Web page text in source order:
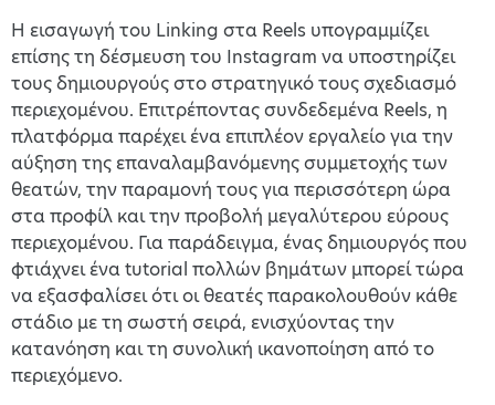
Η εισαγωγή του Linking στα Reels υπογραμμίζει
επίσης τη δέσμευση του Instagram να υποστηρίζει
τους δημιουργούς στο στρατηγικό τους σχεδιασμό
περιεχομένου. Επιτρέποντας συνδεδεμένα Reels, η
πλατφόρμα παρέχει ένα επιπλέον εργαλείο για την
αύξηση της επαναλαμβανόμενης συμμετοχής των
θεατών, την παραμονή τους για περισσότερη ώρα
στα προφίλ και την προβολή μεγαλύτερου εύρους
περιεχομένου. Για παράδειγμα, ένας δημιουργός που
φτιάχνει ένα tutorial πολλών βημάτων μπορεί τώρα
να εξασφαλίσει ότι οι θεατές παρακολουθούν κάθε
στάδιο με τη σωστή σειρά, ενισχύοντας την
κατανόηση και τη συνολική ικανοποίηση από το
περιεχόμενο.